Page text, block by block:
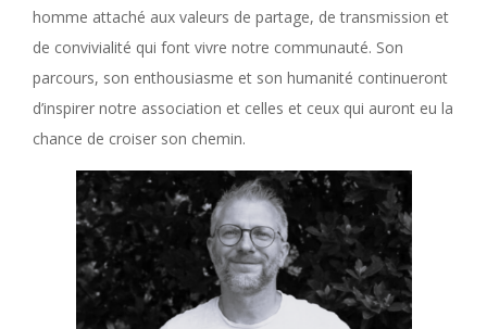
homme attaché aux valeurs de partage, de transmission et
de convivialité qui font vivre notre communauté. Son
parcours, son enthousiasme et son humanité continueront
d’inspirer notre association et celles et ceux qui auront eu la
chance de croiser son chemin.